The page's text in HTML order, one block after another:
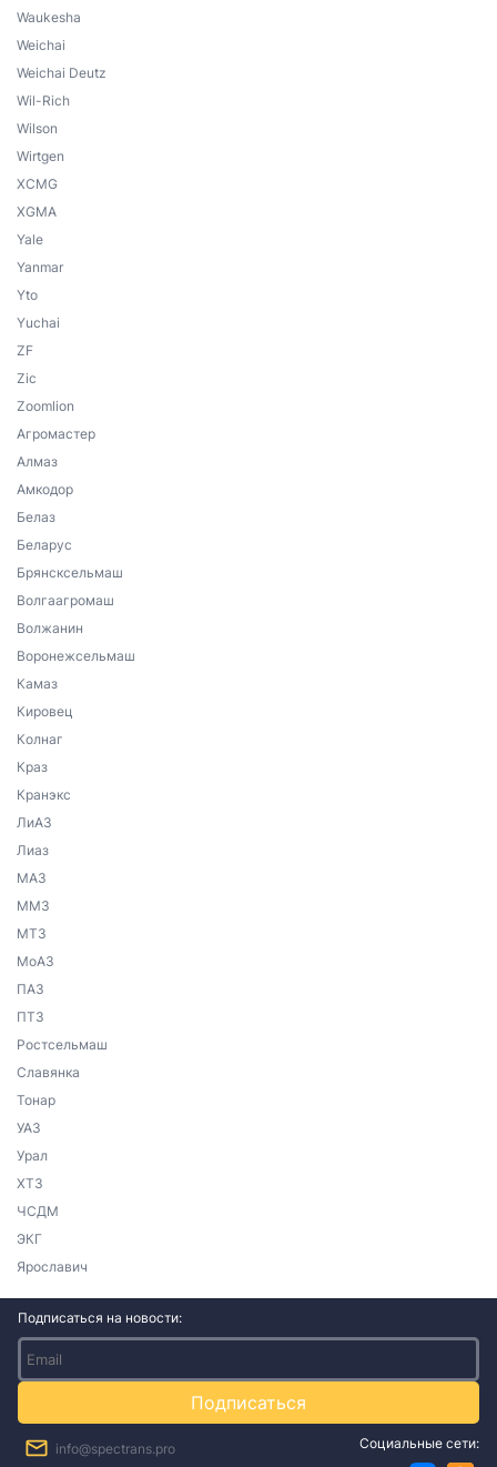
Waukesha
Weichai
Weichai Deutz
Wil-Rich
Wilson
Wirtgen
XCMG
XGMA
Yale
Yanmar
Yto
Yuchai
ZF
Zic
Zoomlion
Агромастер
Алмаз
Амкодор
Белаз
Беларус
Брянсксельмаш
Волгаагромаш
Волжанин
Воронежсельмаш
Камаз
Кировец
Колнаг
Краз
Кранэкс
ЛиАЗ
Лиаз
МАЗ
ММЗ
МТЗ
МоАЗ
ПАЗ
ПТЗ
Ростсельмаш
Славянка
Тонар
УАЗ
Урал
ХТЗ
ЧСДМ
ЭКГ
Ярославич
Подписаться на новости:
Подписаться
Социальные сети:
info@spectrans.pro